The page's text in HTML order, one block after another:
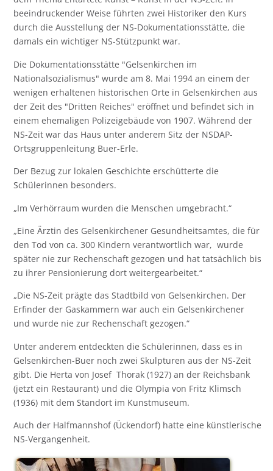
beeindruckender Weise führten zwei Historiker den Kurs
durch die Ausstellung der NS-Dokumentationsstätte, die
damals ein wichtiger NS-Stützpunkt war.
Die Dokumentationsstätte "Gelsenkirchen im
Nationalsozialismus" wurde am 8. Mai 1994 an einem der
wenigen erhaltenen historischen Orte in Gelsenkirchen aus
der Zeit des "Dritten Reiches" eröffnet und befindet sich in
einem ehemaligen Polizeigebäude von 1907. Während der
NS-Zeit war das Haus unter anderem Sitz der NSDAP-
Ortsgruppenleitung Buer-Erle.
Der Bezug zur lokalen Geschichte erschütterte die
Schülerinnen besonders.
„Im Verhörraum wurden die Menschen umgebracht.“
„Eine Ärztin des Gelsenkirchener Gesundheitsamtes, die für
den Tod von ca. 300 Kindern verantwortlich war, wurde
später nie zur Rechenschaft gezogen und hat tatsächlich bis
zu ihrer Pensionierung dort weitergearbeitet.“
„Die NS-Zeit prägte das Stadtbild von Gelsenkirchen. Der
Erfinder der Gaskammern war auch ein Gelsenkirchener
und wurde nie zur Rechenschaft gezogen.“
Unter anderem entdeckten die Schülerinnen, dass es in
Gelsenkirchen-Buer noch zwei Skulpturen aus der NS-Zeit
gibt. Die Herta von Josef Thorak (1927) an der Reichsbank
(jetzt ein Restaurant) und die Olympia von Fritz Klimsch
(1936) mit dem Standort im Kunstmuseum.
Auch der Halfmannshof (Ückendorf) hatte eine künstlerische
NS-Vergangenheit.